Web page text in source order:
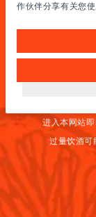
作伙伴分享有关您
进入本网站
过量饮酒可